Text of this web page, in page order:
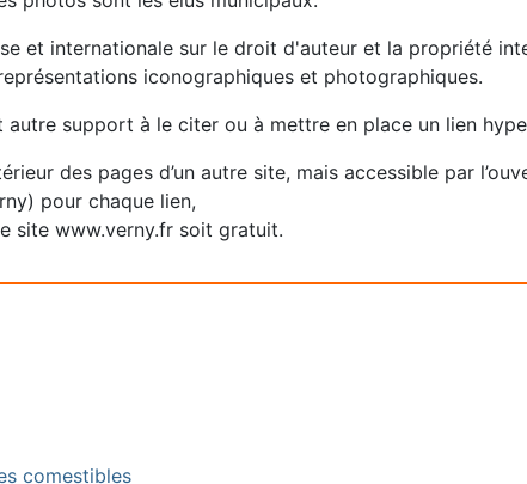
et internationale sur le droit d'auteur et la propriété
iconographiques et photographiques.
support à le citer ou à mettre en place un lien
des pages d’un autre site, mais accessible par
pour chaque lien,
site www.verny.fr soit gratuit.
comestibles